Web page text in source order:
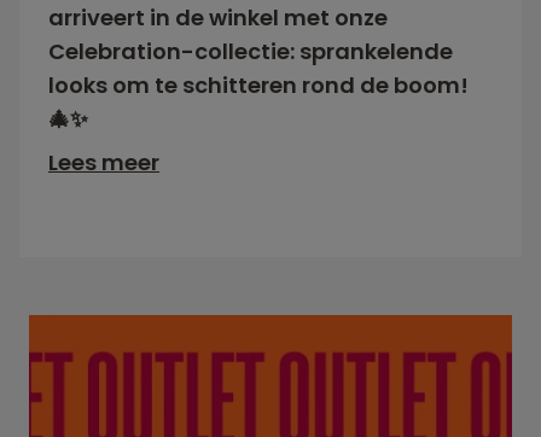
arriveert in de winkel met onze
Celebration-collectie: sprankelende
looks om te schitteren rond de boom!
🎄✨
Lees meer